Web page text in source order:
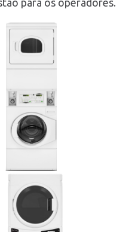
para os operadores.